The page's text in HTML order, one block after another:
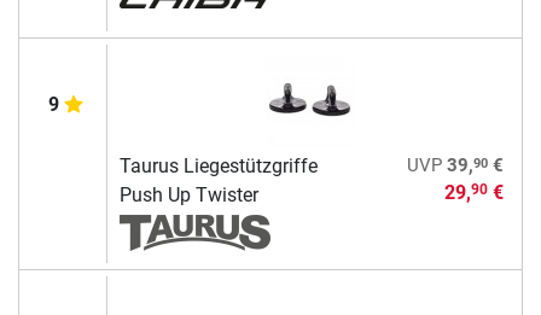
9
Taurus Liegestützgriffe
Push Up Twister
UVP 39,90€
29,90€